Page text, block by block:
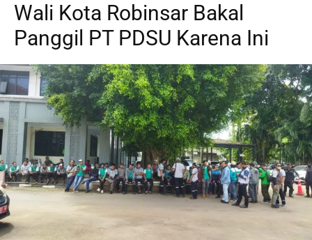
Wali Kota Robinsar Bakal
Panggil PT PDSU Karena Ini